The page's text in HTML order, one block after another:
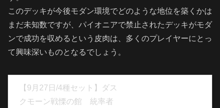
このデッキが今後モダン環境でどのような地位を築くかは
まだ未知数ですが、パイオニアで禁止されたデッキがモダ
ンで成功を収めるという皮肉は、多くのプレイヤーにとっ
て興味深いものとなるでしょう。
【9月27日/4種セット】ダス
クモーン戦慄の館 統率者